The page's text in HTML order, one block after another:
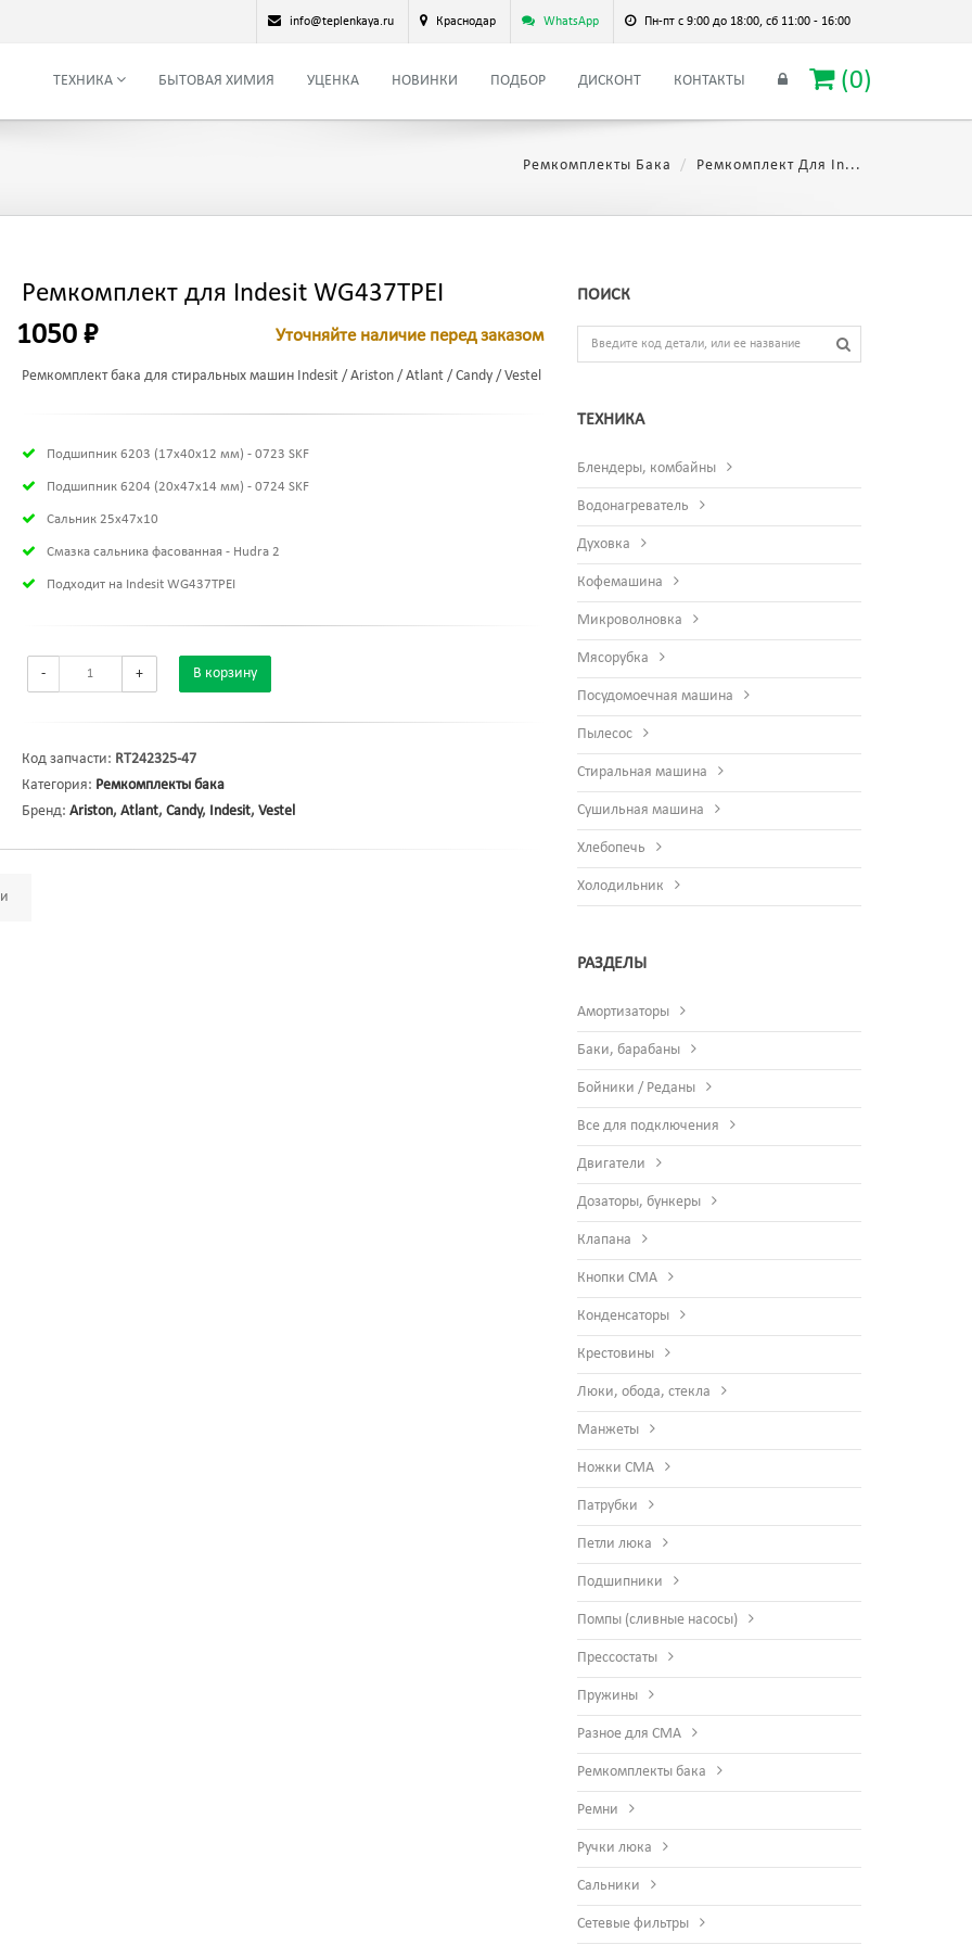
info@teplenkaya.ru Краснодар WhatsApp Пн-пт с 9:00 до 18:00, сб 11:00 - 16:00
ТЕХНИКА БЫТОВАЯ ХИМИЯ УЦЕНКА НОВИНКИ ПОДБОР ДИСКОНТ КОНТАКТЫ (0)
Ремкомплекты Бака Ремкомплект Для In...
Ремкомплект для Indesit WG437TPEI
1050 ₽ Уточняйте наличие перед заказом
Ремкомплект бака для стиральных машин Indesit / Ariston / Atlant / Candy / Vestel
Подшипник 6203 (17х40х12 мм) - 0723 SKF
Подшипник 6204 (20х47х14 мм) - 0724 SKF
Сальник 25x47x10
Смазка сальника фасованная - Hudra 2
Подходит на Indesit WG437TPEI
- + В корзину
Код запчасти: RT242325-47
Категория: Ремкомплекты бака
Бренд: Ariston, Atlant, Candy, Indesit, Vestel
ПОИСК
ТЕХНИКА
Блендеры, комбайны
Водонагреватель
Духовка
Кофемашина
Микроволновка
Мясорубка
Посудомоечная машина
Пылесос
Стиральная машина
Сушильная машина
Хлебопечь
Холодильник
РАЗДЕЛЫ
Амортизаторы
Баки, барабаны
Бойники / Реданы
Все для подключения
Двигатели
Дозаторы, бункеры
Клапана
Кнопки СМА
Конденсаторы
Крестовины
Люки, обода, стекла
Манжеты
Ножки СМА
Патрубки
Петли люка
Подшипники
Помпы (сливные насосы)
Прессостаты
Пружины
Разное для СМА
Ремкомплекты бака
Ремни
Ручки люка
Сальники
Сетевые фильтры